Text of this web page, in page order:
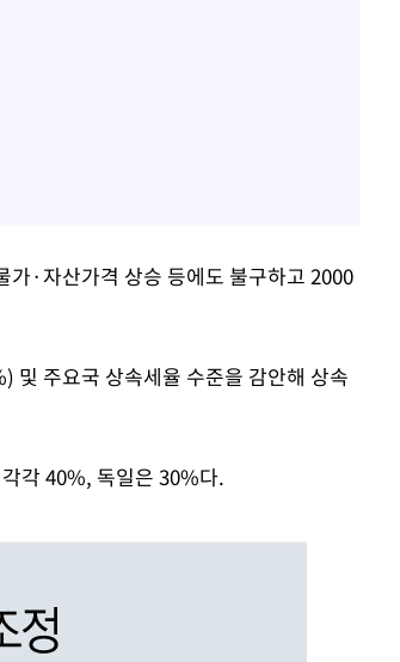
·자산가격 상승 등에도 불구하고 2000
및 주요국 상속세율 수준을 감안해 상속
각 40%, 독일은 30%다.